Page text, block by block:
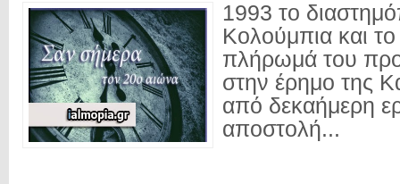
1993 το
Κολούμπια και
πλήρωμά του
στην έρημο της
από δεκαήμερη
αποστολή...